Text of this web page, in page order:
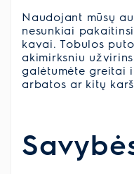
Naudojant mūsų
nesunkiai
kavai. Tobulos
akimirksniu
galėtumėte greitai
arbatos ar kitų